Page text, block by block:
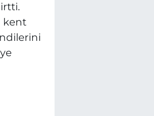
kent